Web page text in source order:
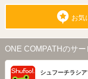
お気
ONE COMPATHのサー
シュフーチラシア